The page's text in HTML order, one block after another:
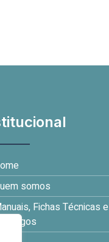
somos
Fichas Técnicas e
Catálogos